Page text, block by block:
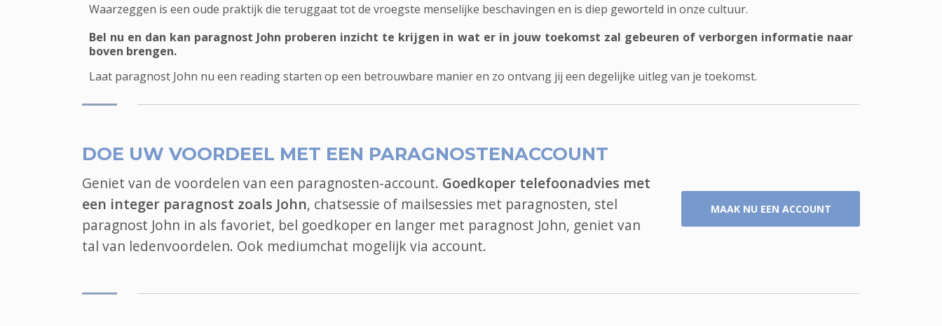
Waarzeggen is een oude praktijk die teruggaat tot de vroegste menselijke beschavingen en is diep geworteld in onze cultuur.
Bel nu en dan kan paragnost John proberen inzicht te krijgen in wat er in jouw toekomst zal gebeuren of verborgen informatie naar
boven brengen.
Laat paragnost John nu een reading starten op een betrouwbare manier en zo ontvang jij een degelijke uitleg van je toekomst.
DOE UW VOORDEEL MET EEN PARAGNOSTENACCOUNT
Geniet van de voordelen van een paragnosten-account. Goedkoper telefoonadvies met
een integer paragnost zoals John, chatsessie of mailsessies met paragnosten, stel
paragnost John in als favoriet, bel goedkoper en langer met paragnost John, geniet van
tal van ledenvoordelen. Ook mediumchat mogelijk via account.
MAAK NU EEN ACCOUNT